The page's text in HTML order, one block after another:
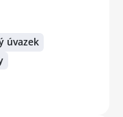
úvazek